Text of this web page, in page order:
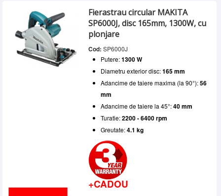
Fierastrau circular MAKITA
SP6000J, disc 165mm, 1300W, cu
plonjare
Cod: SP6000J
Putere:1300 W
Diametru exterior disc:165 mm
Adancime de taiere maxima (la 90°):56
mm
Adancime de taiere la 45°:40 mm
Turatie:2200 - 6400 rpm
Greutate:4.1 kg
+CADOU